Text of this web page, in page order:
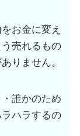
お金に変え
売れるもの
りません。
誰かのため
ハラするの